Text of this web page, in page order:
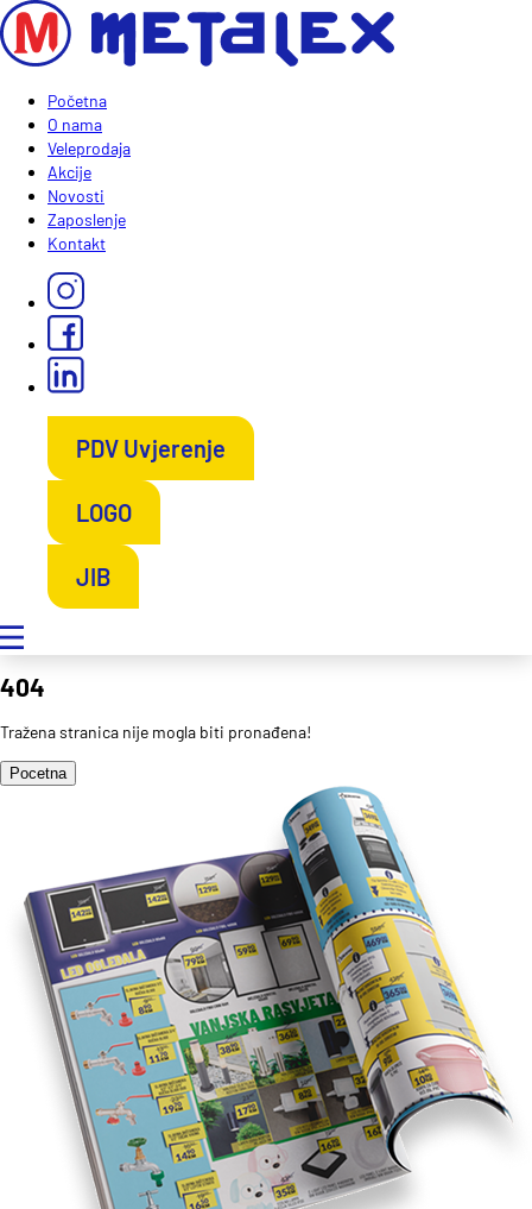
Početna
O nama
Veleprodaja
Akcije
Novosti
Zaposlenje
Kontakt
PDV Uvjerenje
LOGO
JIB
404
Tražena stranica nije mogla biti pronađena!
Pocetna